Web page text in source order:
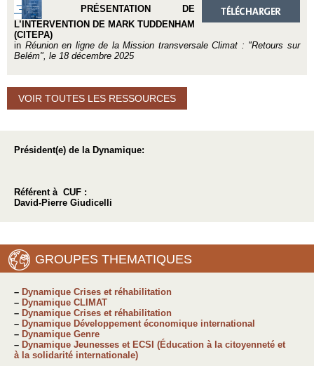
PRÉSENTATION DE
L’INTERVENTION DE MARK TUDDENHAM
(CITEPA)
in Réunion en ligne de la Mission transversale Climat : "Retours sur
Belém", le 18 décembre 2025
VOIR TOUTES LES RESSOURCES
Président(e) de la Dynamique:
Référent à CUF :
David-Pierre Giudicelli
GROUPES THEMATIQUES
– Dynamique Crises et réhabilitation
– Dynamique CLIMAT
– Dynamique Crises et réhabilitation
– Dynamique Développement économique international
– Dynamique Genre
– Dynamique Jeunesses et ECSI (Éducation à la citoyenneté et
à la solidarité internationale)